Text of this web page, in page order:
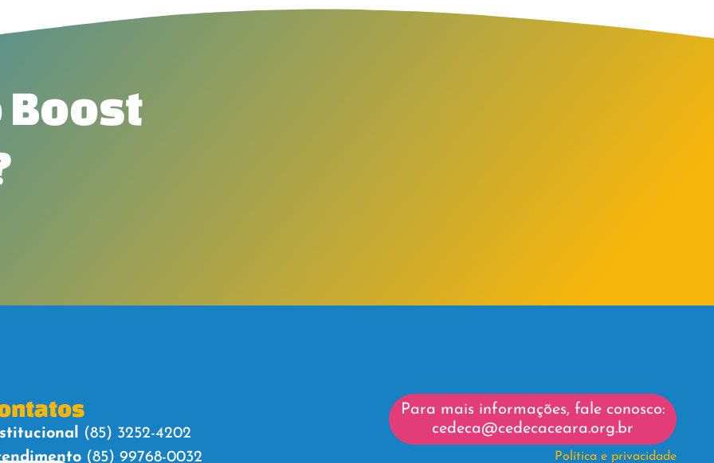
Boost
(85) 3252-4202
(85) 99768-0032
Para mais informações, fale conosco:
cedeca@cedecaceara.org.br
Política e privacidade